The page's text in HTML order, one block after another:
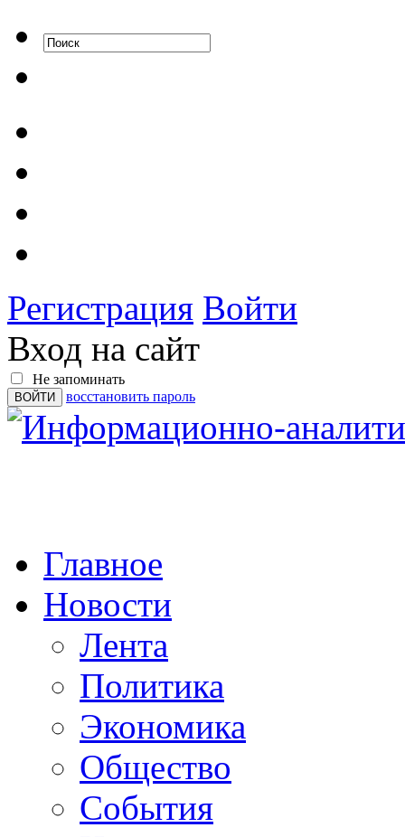
Регистрация Войти
Вход на сайт
Не запоминать
восстановить пароль
Главное
Новости
Лента
Политика
Экономика
Общество
События